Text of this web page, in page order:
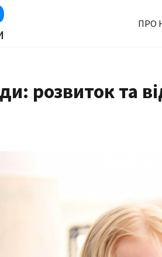
ПРО
розвиток та